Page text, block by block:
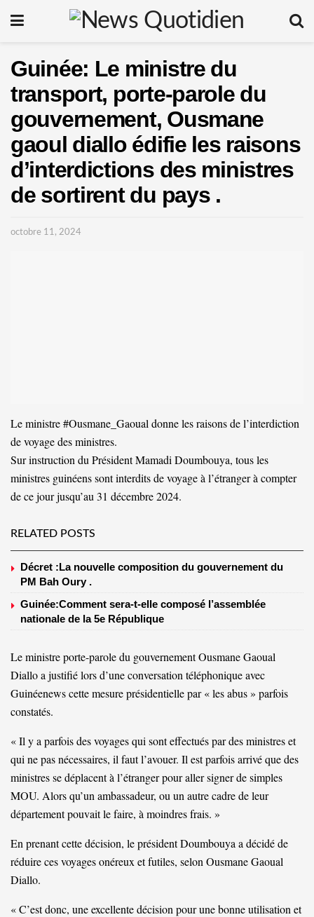
Guinée: Le ministre du
transport, porte-parole du
gouvernement, Ousmane
gaoul diallo édifie les raisons
d’interdictions des ministres
de sortirent du pays .
octobre 11, 2024
Le ministre #Ousmane_Gaoual donne les raisons de l’interdiction
de voyage des ministres.
Sur instruction du Président Mamadi Doumbouya, tous les
ministres guinéens sont interdits de voyage à l’étranger à compter
de ce jour jusqu’au 31 décembre 2024.
RELATED POSTS
Décret :La nouvelle composition du gouvernement du
PM Bah Oury .
Guinée:Comment sera-t-elle composé l’assemblée
nationale de la 5e République
Le ministre porte-parole du gouvernement Ousmane Gaoual
Diallo a justifié lors d’une conversation téléphonique avec
Guinéenews cette mesure présidentielle par « les abus » parfois
constatés.
« Il y a parfois des voyages qui sont effectués par des ministres et
qui ne pas nécessaires, il faut l’avouer. Il est parfois arrivé que des
ministres se déplacent à l’étranger pour aller signer de simples
MOU. Alors qu’un ambassadeur, ou un autre cadre de leur
département pouvait le faire, à moindres frais. »
En prenant cette décision, le président Doumbouya a décidé de
réduire ces voyages onéreux et futiles, selon Ousmane Gaoual
Diallo.
« C’est donc, une excellente décision pour une bonne utilisation et